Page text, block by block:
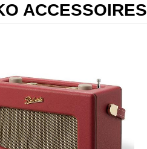
ACCESSOIRES